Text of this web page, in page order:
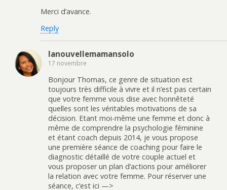
Merci d’avance.
Reply
lanouvellemamansolo
17 novembre
Bonjour Thomas, ce genre de situation est
toujours très difficile à vivre et il n’est pas certain
que votre femme vous dise avec honnêteté
quelles sont les véritables motivations de sa
décision. Etant moi-même une femme et donc à
même de comprendre la psychologie féminine
et étant coach depuis 2014, je vous propose
une première séance de coaching pour faire le
diagnostic détaillé de votre couple actuel et
vous proposer un plan d’actions pour améliorer
la relation avec votre femme. Pour réserver une
séance, c’est ici —>